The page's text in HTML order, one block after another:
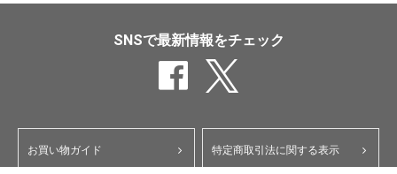
SNSで最新情報をチェック
お買い物ガイド 特定商取引法に関する表示